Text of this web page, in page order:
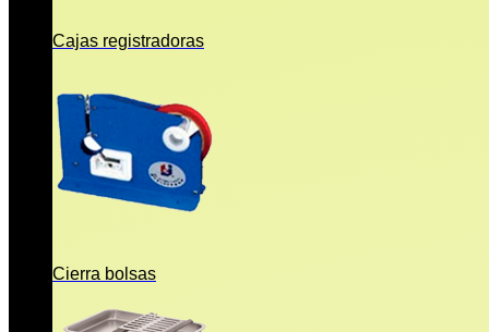
Cajas registradoras
Cierra bolsas